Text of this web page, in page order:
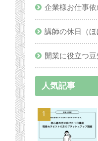
企業様お仕事
講師の休日（ほ
開業に役立つ
人気記事